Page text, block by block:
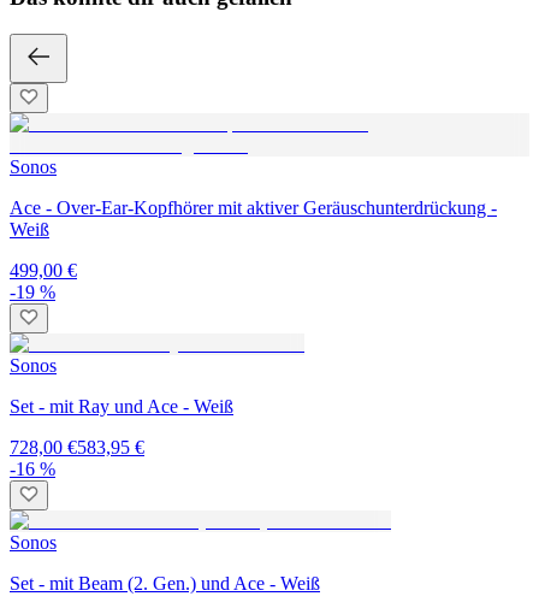
Sonos
Ace - Over-Ear-Kopfhörer mit aktiver Geräuschunterdrückung -
Weiß
499,00 €
-19 %
Sonos
Set - mit Ray und Ace - Weiß
728,00 €583,95 €
-16 %
Sonos
Set - mit Beam (2. Gen.) und Ace - Weiß